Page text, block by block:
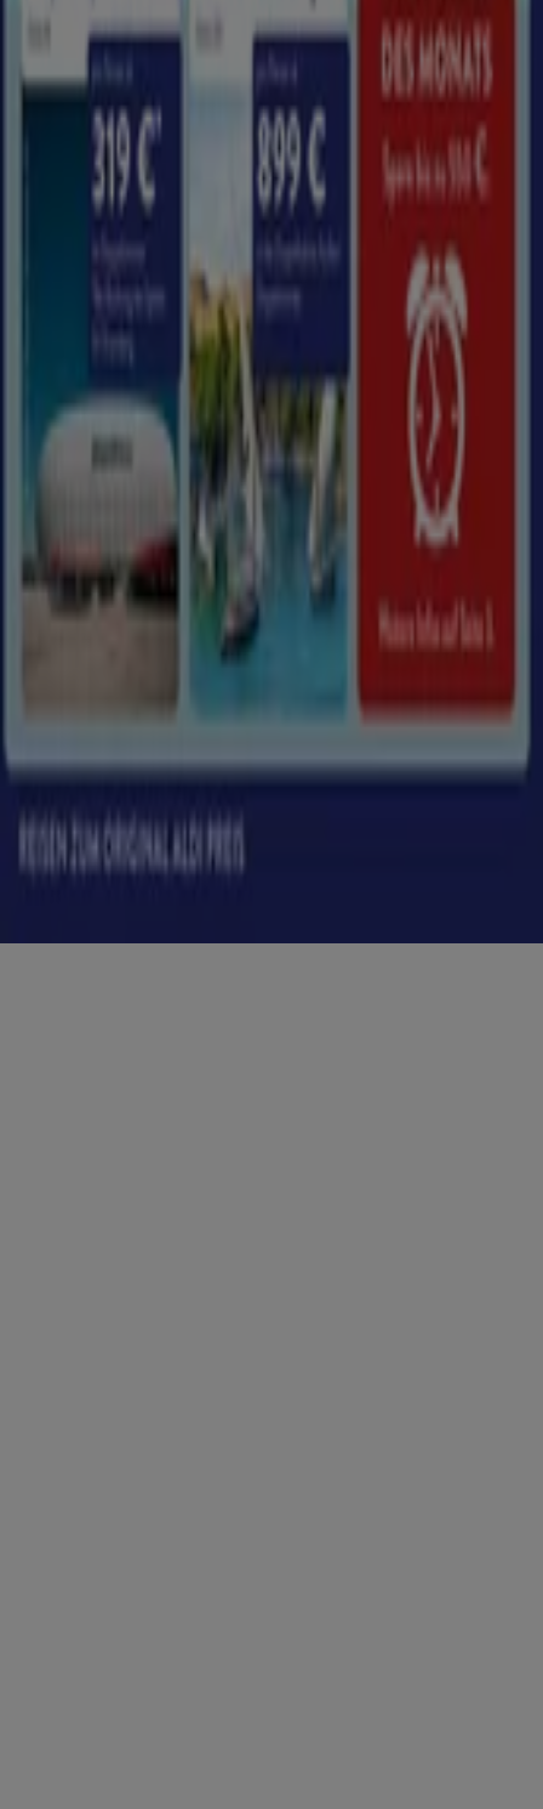
Mit uns arbeiten
Kontakt aufnehmen
Marketing- und Geschäftsanfragen
Geschäft falsch auf der Karte geortet
Wöchentliches Anzeigen-Feedback
Technische Probleme und allgemeines Feedback
Marken
Lokale Marken
Filiale in der Nähe
Lokale Produkte
Städte
Die App von Tiendeo herunterladen
Copyright © Tiendeo ® 2026 · Shopfully Marketing S.L.U. –
Palau de Mar – 08039 Barcelona, Spain